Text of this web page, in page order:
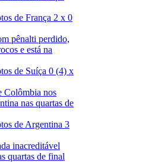
de França 2 x 0
pênalti perdido,
e está na
de Suíça 0 (4) x
Colômbia nos
nas quartas de
de Argentina 3
inacreditável
quartas de final